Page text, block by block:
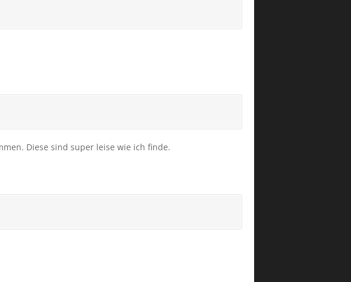
Diese sind super leise wie ich finde.